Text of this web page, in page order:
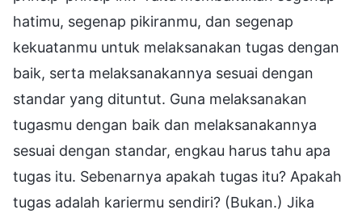
hatimu, segenap pikiranmu, dan segenap
kekuatanmu untuk melaksanakan tugas dengan
baik, serta melaksanakannya sesuai dengan
standar yang dituntut. Guna melaksanakan
tugasmu dengan baik dan melaksanakannya
sesuai dengan standar, engkau harus tahu apa
tugas itu. Sebenarnya apakah tugas itu? Apakah
tugas adalah kariermu sendiri? (Bukan.) Jika